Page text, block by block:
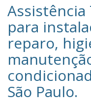
Assistência
para
reparo,
São Paulo.